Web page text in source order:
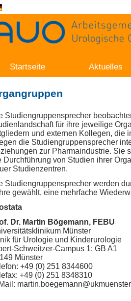
Startseite Aktuelles
Studiengruppensprecher
für ihre jeweilige
und externen Kollegen, die
die Studiengruppensprecher
zur Pharmaindustrie. Sie
Durchführung von Studien ihrer
Studienzentren.
Studiengruppensprecher werden
gewählt, eine mehrfache
Dr. Martin Bögemann, FEBU
Münster
für Urologie und Kinderurologie
Schweitzer-Campus 1; GB A1
Münster
+49 (0) 251 8344600
+49 (0) 251 8348310